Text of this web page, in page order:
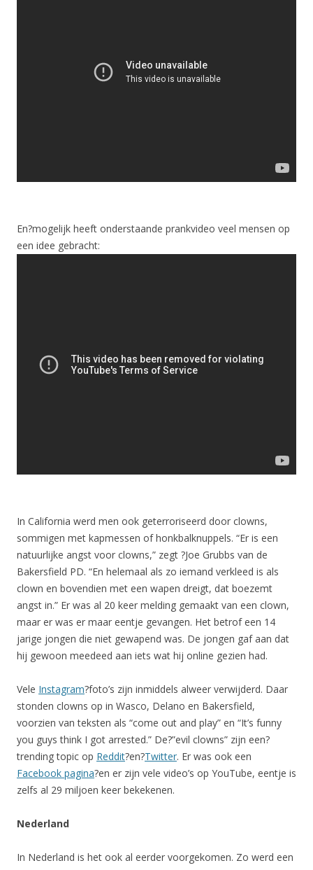
En?mogelijk heeft onderstaande prankvideo veel mensen op
een idee gebracht:
In California werd men ook geterroriseerd door clowns,
sommigen met kapmessen of honkbalknuppels. “Er is een
natuurlijke angst voor clowns,” zegt ?Joe Grubbs van de
Bakersfield PD. “En helemaal als zo iemand verkleed is als
clown en bovendien met een wapen dreigt, dat boezemt
angst in.” Er was al 20 keer melding gemaakt van een clown,
maar er was er maar eentje gevangen. Het betrof een 14
jarige jongen die niet gewapend was. De jongen gaf aan dat
hij gewoon meedeed aan iets wat hij online gezien had.
Vele Instagram?foto’s zijn inmiddels alweer verwijderd. Daar
stonden clowns op in Wasco, Delano en Bakersfield,
voorzien van teksten als “come out and play” en “It’s funny
you guys think I got arrested.” De?”evil clowns” zijn een?
trending topic op Reddit?en?Twitter. Er was ook een
Facebook pagina?en er zijn vele video’s op YouTube, eentje is
zelfs al 29 miljoen keer bekekenen.
Nederland
In Nederland is het ook al eerder voorgekomen. Zo werd een